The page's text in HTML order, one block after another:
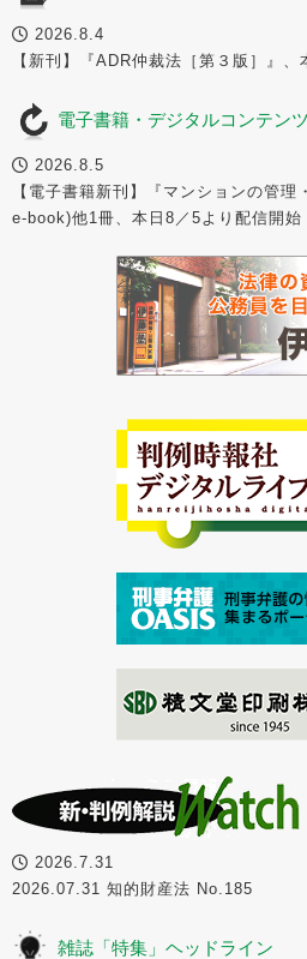
2026.8.4
【新刊】『ADR仲裁法［第３版］』、
電子書籍・デジタルコンテン
2026.8.5
【電子書籍新刊】『マンションの管
e-book)他1冊、本日8／5より配信開始
2026.7.31
2026.07.31 知的財産法 No.185
雑誌「特集」ヘッドライン